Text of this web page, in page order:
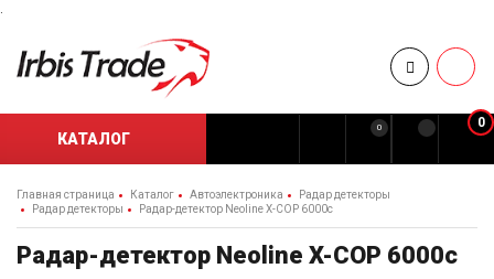
.
КАТАЛОГ
0 0
Главная страница Каталог Автоэлектроника
Радар детекторы
Радар детекторы
Радар-детектор Neoline X-COP 6000c
Радар-детектор Neoline X-COP 6000c